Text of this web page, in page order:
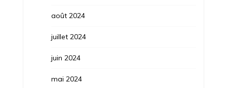
août 2024
juillet 2024
juin 2024
mai 2024